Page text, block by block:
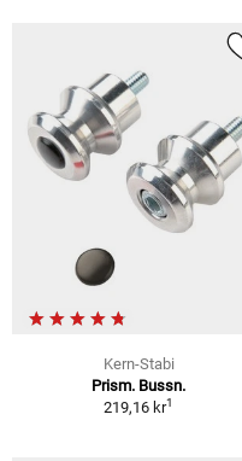
Kern-Stabi
Prism. Bussn.
219,16 kr1